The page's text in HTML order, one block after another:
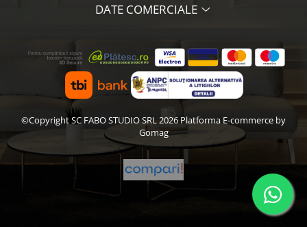
DATE COMERCIALE
©Copyright SC FABO STUDIO SRL 2026 Platforma E-commerce by
Gomag